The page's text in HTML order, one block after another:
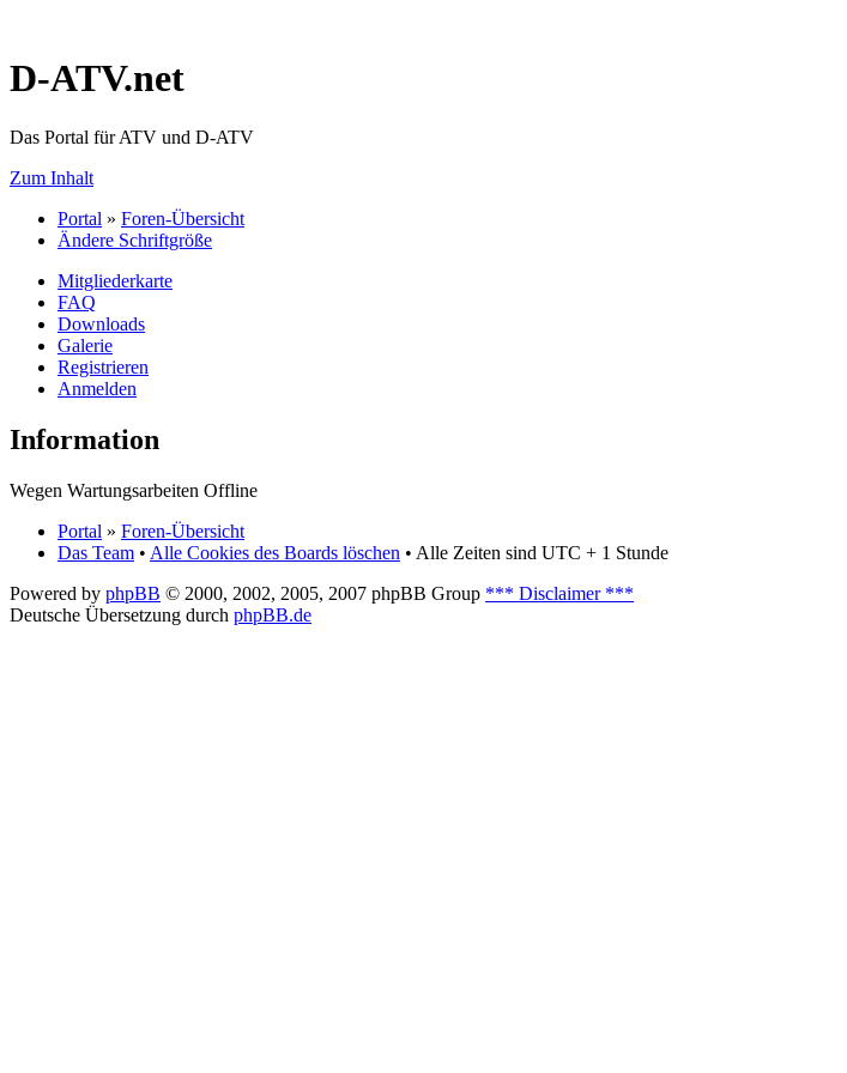
D-ATV.net
Das Portal für ATV und D-ATV
Zum Inhalt
Portal » Foren-Übersicht
Ändere Schriftgröße
Mitgliederkarte
FAQ
Downloads
Galerie
Registrieren
Anmelden
Information
Wegen Wartungsarbeiten Offline
Portal » Foren-Übersicht
Das Team • Alle Cookies des Boards löschen • Alle Zeiten sind UTC + 1 Stunde
Powered by phpBB © 2000, 2002, 2005, 2007 phpBB Group *** Disclaimer ***
Deutsche Übersetzung durch phpBB.de